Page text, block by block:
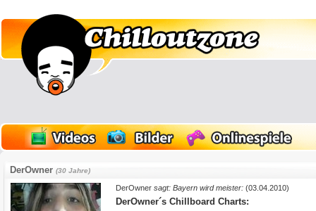
DerOwner(30 Jahre)
DerOwnersagt: Bayern wird meister: (03.04.2010)
DerOwner´s Chillboard Charts: